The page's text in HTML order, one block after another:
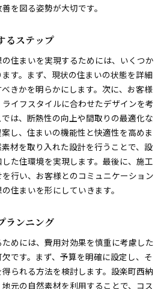
を図る姿勢が大切です。
るステップ
住まいを実現するためには、いくつか
す。まず、現状の住まいの状態を詳細
きかを明らかにします。次に、お客様
イフスタイルに合わせたデザインを考
は、断熱性の向上や間取りの最適化な
し、住まいの機能性と快適性を高めま
材を取り入れた設計を行うことで、設
た住環境を実現します。最後に、施工
行い、お客様とのコミュニケーション
住まいを形にしていきます。
ランニング
めには、費用対効果を慎重に考慮した
です。まず、予算を明確に設定し、そ
られる方法を検討します。設楽町西納
元の自然素材を利用することで、コス